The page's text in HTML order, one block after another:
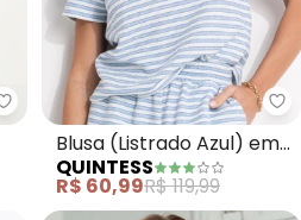
Quintess - Blusa (Verde
Blusa (Listrado Azul) em
Moletinho Eco Listrado
QUINTESS
R$ 60,99R$ 119,99